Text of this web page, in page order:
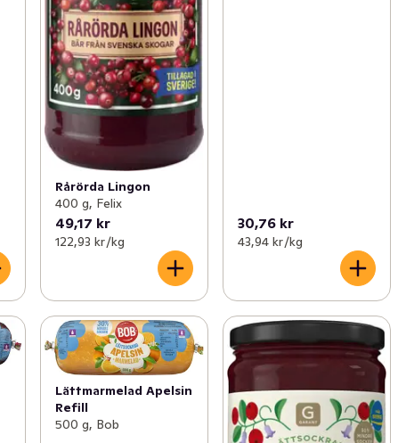
Rårörda Lingon
400 g, Felix
49,17 kr
122,93 kr /kg
30,76 kr
43,94 kr /kg
Lättmarmelad Apelsin
Refill
500 g, Bob